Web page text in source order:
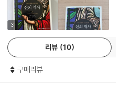
인격신은 심각한 골칫거리가 될 수도
상화한 우상, 곧 인간의 한정된 욕구
문이다. 우리는 신이 우리가 사랑하는
을 미워하며, 편견을 부정하기보다 용
을 막지 못하거나 오히려 비극을 바라
인하게 보일 수 있다. 재난이 신의 뜻
납할 수 없는 것까지 받아들이게 만들
4천 년 신을 향한 인간 정신의 모험사
이 책은 총 11장으로 구성되어 있으며
1장에서 5장은 기원전 2000년경부터
로마, 레반트 지역에서 유대교, 기독
3
리뷰 10
구매리뷰